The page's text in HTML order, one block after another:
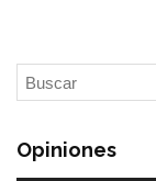
Opiniones